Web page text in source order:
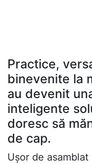
Practice,
binevenite la
au devenit
inteligente
doresc să
de cap.
Ușor de